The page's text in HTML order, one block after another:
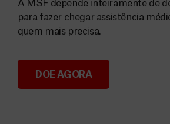
Angarie Fundos para
A MSF depende inteiramente de
para fazer chegar assistência
quem mais precisa.
DOE AGORA